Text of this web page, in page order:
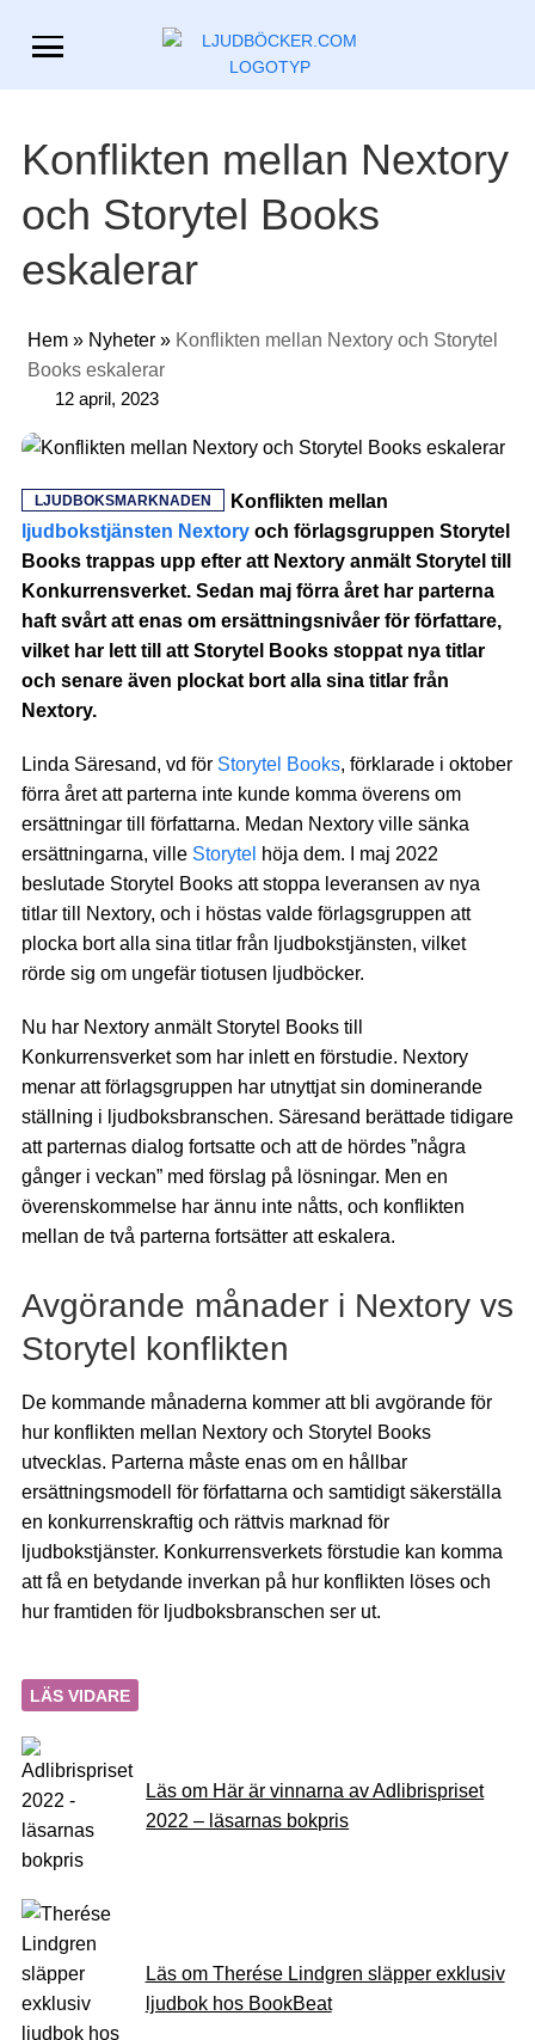
Konflikten mellan Nextory
och Storytel Books
eskalerar
Hem» Nyheter» Konflikten mellan Nextory och Storytel
Books eskalerar
12 april, 2023
LJUDBOKSMARKNADEN
Konflikten mellan
ljudbokstjänsten Nextoryoch förlagsgruppen Storytel
Books trappas upp efter att Nextory anmält Storytel till
Konkurrensverket. Sedan maj förra året har parterna
haft svårt att enas om ersättningsnivåer för författare,
vilket har lett till att Storytel Books stoppat nya titlar
och senare även plockat bort alla sina titlar från
Nextory.
Linda Säresand, vd för Storytel Books, förklarade i oktober
förra året att parterna inte kunde komma överens om
ersättningar till författarna. Medan Nextory ville sänka
ersättningarna, ville Storytel höja dem. I maj 2022
beslutade Storytel Books att stoppa leveransen av nya
titlar till Nextory, och i höstas valde förlagsgruppen att
plocka bort alla sina titlar från ljudbokstjänsten, vilket
rörde sig om ungefär tiotusen ljudböcker.
Nu har Nextory anmält Storytel Books till
Konkurrensverket som har inlett en förstudie. Nextory
menar att förlagsgruppen har utnyttjat sin dominerande
ställning i ljudboksbranschen. Säresand berättade tidigare
att parternas dialog fortsatte och att de hördes ”några
gånger i veckan” med förslag på lösningar. Men en
överenskommelse har ännu inte nåtts, och konflikten
mellan de två parterna fortsätter att eskalera.
Avgörande månader i Nextory vs
Storytel konflikten
De kommande månaderna kommer att bli avgörande för
hur konflikten mellan Nextory och Storytel Books
utvecklas. Parterna måste enas om en hållbar
ersättningsmodell för författarna och samtidigt säkerställa
en konkurrenskraftig och rättvis marknad för
ljudbokstjänster. Konkurrensverkets förstudie kan komma
att få en betydande inverkan på hur konflikten löses och
hur framtiden för ljudboksbranschen ser ut.
LÄS VIDARE
Läs om Här är vinnarna av Adlibrispriset
2022 – läsarnas bokpris
Läs om Therése Lindgren släpper exklusiv
ljudbok hos BookBeat